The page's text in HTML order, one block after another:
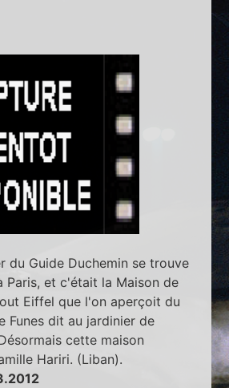
du Guide Duchemin se trouve
Paris, et c'était la Maison de
Eiffel que l'on aperçoit du
Funes dit au jardinier de
cette maison
Hariri. (Liban).